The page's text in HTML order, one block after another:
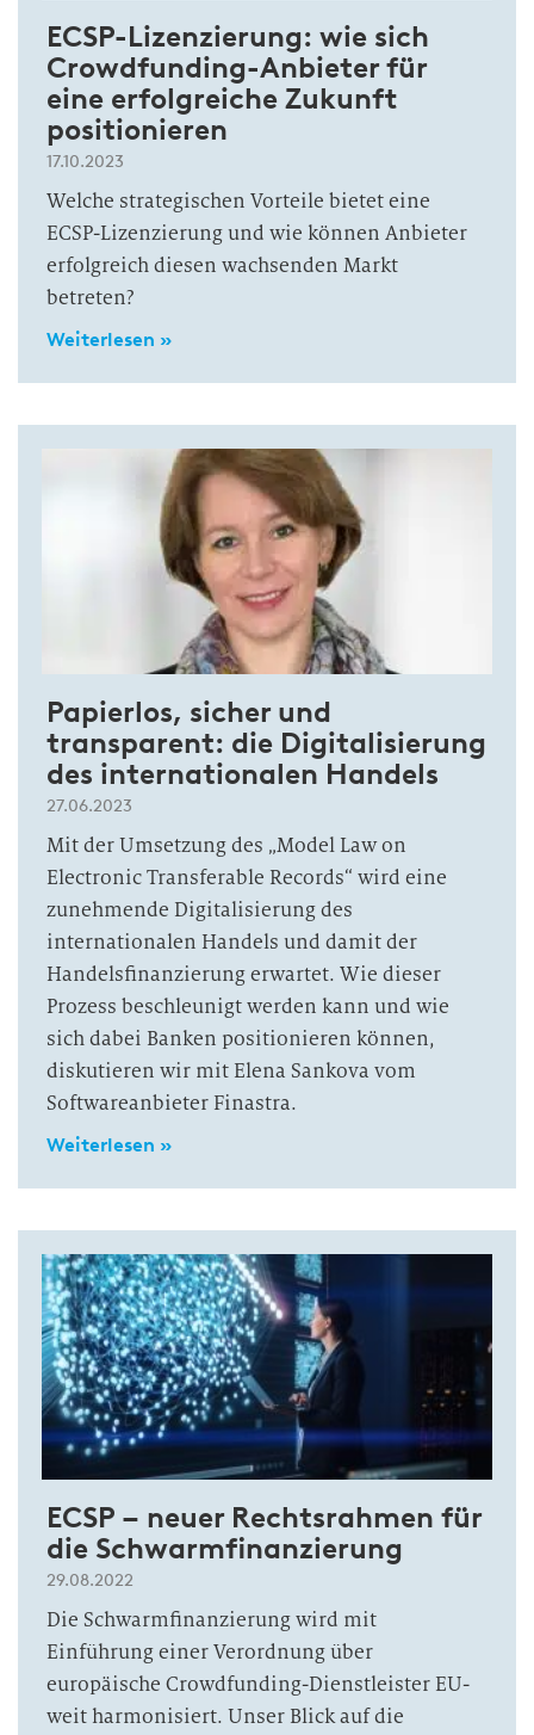
ECSP-Lizen­zierung: wie sich
Crowd­funding-An­bieter für
eine erfolg­reiche Zukunft
positio­nieren
17.10.2023
Welche strategischen Vorteile bietet eine
ECSP-Lizenzierung und wie können Anbieter
erfolgreich diesen wachsenden Markt
betreten?
Weiterlesen »
Papierlos, sicher und
transparent: die Digitalisierung
des internationalen Handels
27.06.2023
Mit der Umsetzung des „Model Law on
Electronic Transferable Records“ wird eine
zunehmende Digitalisierung des
internationalen Handels und damit der
Handelsfinanzierung erwartet. Wie dieser
Prozess beschleunigt werden kann und wie
sich dabei Banken positionieren können,
diskutieren wir mit Elena Sankova vom
Softwareanbieter Finastra.
Weiterlesen »
ECSP – neuer Rechtsrahmen für
die Schwarmfinanzierung
29.08.2022
Die Schwarmfinanzierung wird mit
Einführung einer Verordnung über
europäische Crowdfunding-Dienstleister EU-
weit harmonisiert. Unser Blick auf die